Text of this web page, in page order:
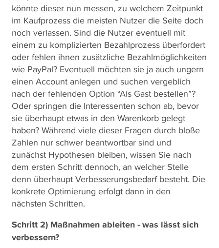
könnte dieser nun messen, zu welchem Zeitpunkt
im Kaufprozess die meisten Nutzer die Seite doch
noch verlassen. Sind die Nutzer eventuell mit
einem zu komplizierten Bezahlprozess überfordert
oder fehlen ihnen zusätzliche Bezahlmöglichkeiten
wie PayPal? Eventuell möchten sie ja auch ungern
einen Account anlegen und suchen vergeblich
nach der fehlenden Option “Als Gast bestellen”?
Oder springen die Interessenten schon ab, bevor
sie überhaupt etwas in den Warenkorb gelegt
haben? Während viele dieser Fragen durch bloße
Zahlen nur schwer beantwortbar sind und
zunächst Hypothesen bleiben, wissen Sie nach
dem ersten Schritt dennoch, an welcher Stelle
denn überhaupt Verbesserungsbedarf besteht. Die
konkrete Optimierung erfolgt dann in den
nächsten Schritten.
Schritt 2) Maßnahmen ableiten - was lässt sich
verbessern?